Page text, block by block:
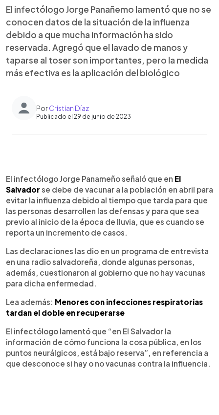
El infectólogo Jorge Panañemo lamentó que no se
conocen datos de la situación de la influenza
debido a que mucha información ha sido
reservada. Agregó que el lavado de manos y
taparse al toser son importantes, pero la medida
más efectiva es la aplicación del biológico
PorCristian Díaz
Publicado el 29 de junio de 2023
► Escuchar artículo
El infectólogo Jorge Panameño señaló que en El
Salvador se debe de vacunar a la población en abril para
evitar la influenza debido al tiempo que tarda para que
las personas desarrollen las defensas y para que sea
previo al inicio de la época de lluvia, que es cuando se
reporta un incremento de casos.
Las declaraciones las dio en un programa de entrevista
en una radio salvadoreña, donde algunas personas,
además, cuestionaron al gobierno que no hay vacunas
para dicha enfermedad.
Lea además: Menores con infecciones respiratorias
tardan el doble en recuperarse
El infectólogo lamentó que “en El Salvador la
información de cómo funciona la cosa pública, en los
puntos neurálgicos, está bajo reserva”, en referencia a
que desconoce si hay o no vacunas contra la influencia.